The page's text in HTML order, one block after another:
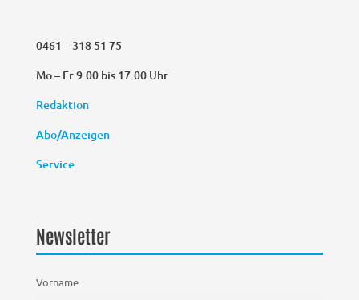
0461 – 318 51 75
Mo – Fr 9:00 bis 17:00 Uhr
Redaktion
Abo/Anzeigen
Service
Newsletter
Vorname